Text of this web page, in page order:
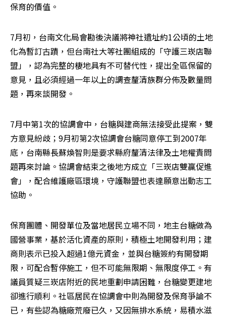
保育的價值。
7月初，台南文化局會勘後決議將神社遺址約1公頃的土地
化為暫訂古蹟，但台南社大等社團組成的「守護三崁店聯
盟」，認為完整的棲地具有不可替代性，提出全區保留的
意見，且必須經過一年以上的調查釐清族群分佈及數量問
題，再來談開發。
7月中第1次的協調會中，台糖與建商無法接受此提案，雙
方意見紛歧；9月初第2次協調會台糖同意停工到2007年
底，台南縣長蘇煥智則是要求縣府釐清法律及土地權責問
題再來討論。協調會結束之後地方成立「三崁店雙贏促進
會」，配合維護廠區環境，守護聯盟也表達願意出動志工
協助。
保育團體、開發單位及當地居民立場不同，地主台糖做為
國營事業，基於活化資產的原則，積極土地開發利用；建
商則表示已投入超過1億元資金，並與台糖簽約有開發期
限，可配合暫停施工，但不可能無限期、無限度停工。有
議員質疑三崁店附近的民地重劃申請困難，台糖變更建地
卻進行順利。社區居民在協調會中則為開發及保育爭論不
已，有些認為糖廠荒廢已久，又因無排水系統，易積水滋